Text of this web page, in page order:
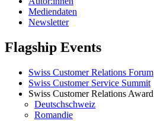
Mediendaten
Newsletter
Flagship Events
Swiss Customer Relations Forum
Swiss Customer Service Summit
Swiss Customer Relations Award
Deutschschweiz
Romandie